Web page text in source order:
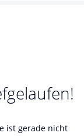
ist gerade nicht